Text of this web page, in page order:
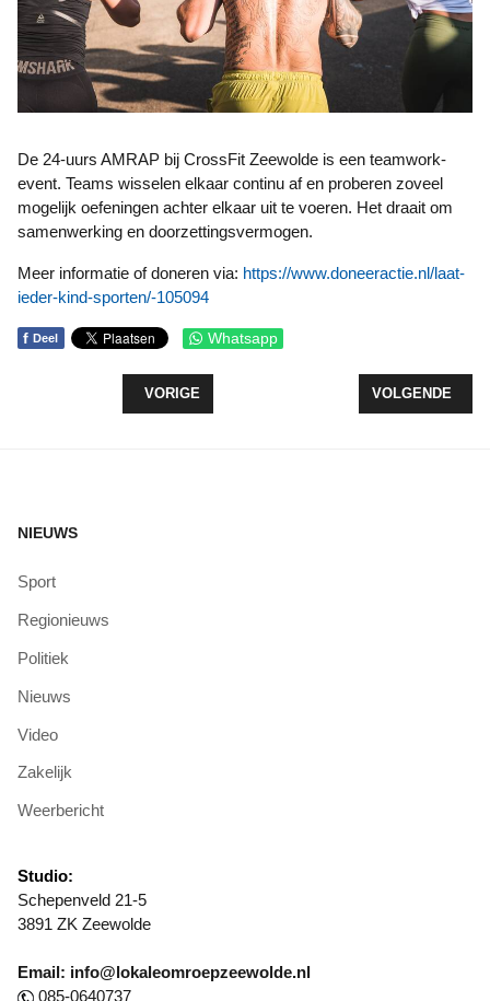
De 24-uurs AMRAP bij CrossFit Zeewolde is een teamwork-
event. Teams wisselen elkaar continu af en proberen zoveel
mogelijk oefeningen achter elkaar uit te voeren. Het draait om
samenwerking en doorzettingsvermogen.
Meer informatie of doneren via: https://www.doneeractie.nl/laat-
ieder-kind-sporten/-105094
f Deel Whatsapp
VORIG ARTIKEL: TEAM SFR12 ACTIEF OP ALPE
VORIGE VOLGENDE
VOLGENDE
NIEUWS
Sport
Regionieuws
Politiek
Nieuws
Video
Zakelijk
Weerbericht
Studio:
Schepenveld 21-5
3891 ZK Zeewolde
Email: info@lokaleomroepzeewolde.nl
085-0640737